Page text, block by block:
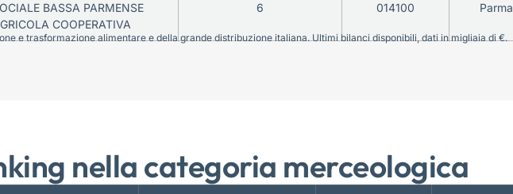
BASSA PARMENSE
COOPERATIVA
6 014100 Parma
e trasformazione alimentare e della grande distribuzione italiana. Ultimi bilanci disponibili, dati in migliaia di €.
nella categoria merceologica